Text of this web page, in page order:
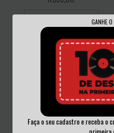
GANHE
Faça o seu cadastro e receba o
3x deR$18,33sem juros
JOE COCKER - JOE COCKER! LP